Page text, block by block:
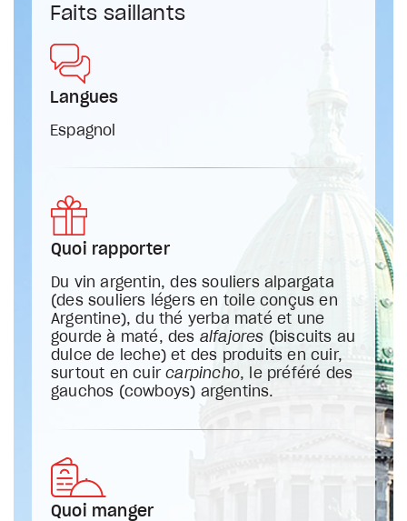
Faits saillants
Langues
Espagnol
Quoi rapporter
Du vin argentin, des souliers alpargata
(des souliers légers en toile conçus en
Argentine), du thé yerba maté et une
gourde à maté, des alfajores (biscuits au
dulce de leche) et des produits en cuir,
surtout en cuircarpincho, le préféré des
gauchos (cowboys) argentins.
Quoi manger